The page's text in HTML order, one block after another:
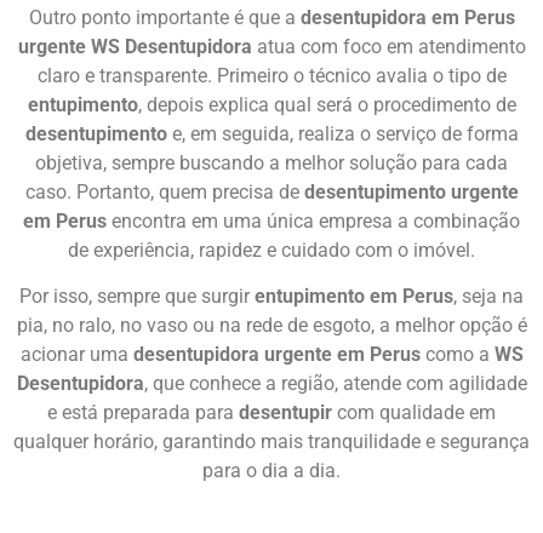
Outro ponto importante é que a desentupidora em Perus
urgente WS Desentupidora atua com foco em atendimento
claro e transparente. Primeiro o técnico avalia o tipo de
entupimento, depois explica qual será o procedimento de
desentupimentoe, em seguida, realiza o serviço de forma
objetiva, sempre buscando a melhor solução para cada
caso. Portanto, quem precisa de desentupimento urgente
em Perus encontra em uma única empresa a combinação
de experiência, rapidez e cuidado com o imóvel.
Por isso, sempre que surgir entupimento em Perus, seja na
pia, no ralo, no vaso ou na rede de esgoto, a melhor opção é
acionar uma desentupidora urgente em Peruscomo a WS
Desentupidora, que conhece a região, atende com agilidade
e está preparada para desentupir com qualidade em
qualquer horário, garantindo mais tranquilidade e segurança
para o dia a dia.